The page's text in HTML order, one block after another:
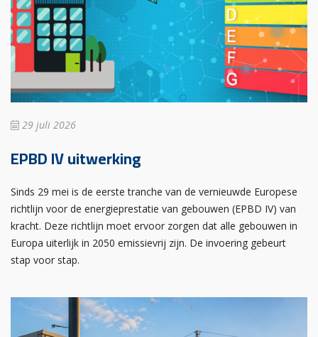
29 juli 2026
EPBD IV uitwerking
Sinds 29 mei is de eerste tranche van de vernieuwde Europese
richtlijn voor de energieprestatie van gebouwen (EPBD IV) van
kracht. Deze richtlijn moet ervoor zorgen dat alle gebouwen in
Europa uiterlijk in 2050 emissievrij zijn. De invoering gebeurt
stap voor stap.